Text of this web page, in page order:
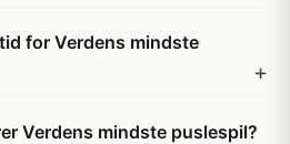
for Verdens mindste
Verdens mindste puslespil?